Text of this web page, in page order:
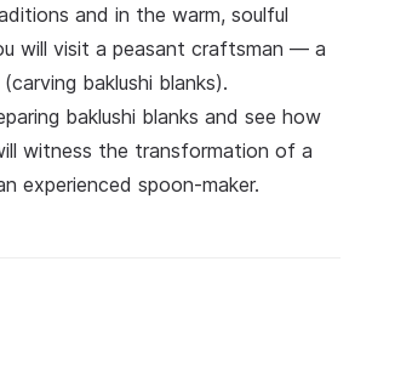
and in the warm, soulful
will visit a peasant craftsman — a
baklushi blanks).
baklushi blanks and see how
witness the transformation of a
experienced spoon-maker.